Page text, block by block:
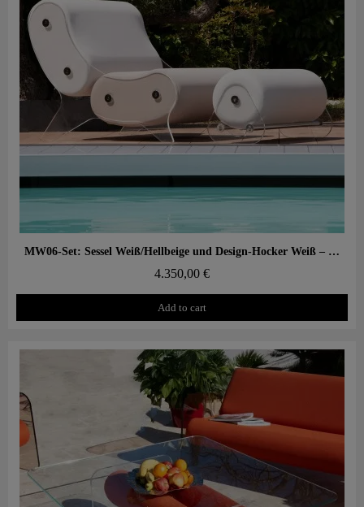
Aperçu rapide MW06-Set: Sessel Weiß/Hellbeige und Design-Hocker Weiß – PMMA, Alveolarschaum
4.350,00 €
Add to cart